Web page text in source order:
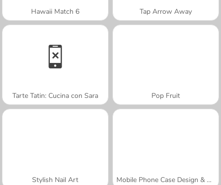
Hawaii Match 6 Tap Arrow Away
Tarte Tatin: Cucina con Sara Pop Fruit
Stylish Nail Art Mobile Phone Case Design & DIY